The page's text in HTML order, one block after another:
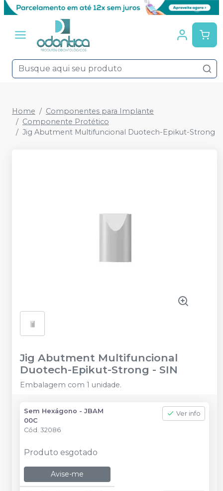
Home
Componentes para Implante
Componente Protético
Jig Abutment Multifuncional Duotech-Epikut-Strong
Jig Abutment Multifuncional
Duotech-Epikut-Strong - SIN
Embalagem com 1 unidade.
Sem Hexágono - JBAM
00C
Cód. 32086
Ver info
Produto esgotado
Avise-me